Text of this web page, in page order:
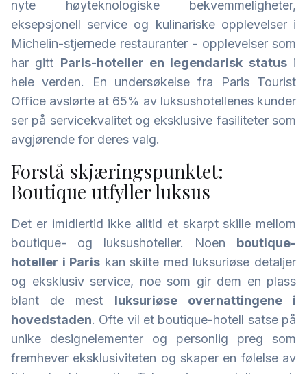
nyte høyteknologiske bekvemmeligheter,
eksepsjonell service og kulinariske opplevelser i
Michelin-stjernede restauranter - opplevelser som
har gitt Paris-hoteller en legendarisk statusi
hele verden. En undersøkelse fra Paris Tourist
Office avslørte at 65% av luksushotellenes kunder
ser på servicekvalitet og eksklusive fasiliteter som
avgjørende for deres valg.
Forstå skjæringspunktet:
Boutique utfyller luksus
Det er imidlertid ikke alltid et skarpt skille mellom
boutique- og luksushoteller. Noen boutique-
hoteller i Paris kan skilte med luksuriøse detaljer
og eksklusiv service, noe som gir dem en plass
blant de mest luksuriøse overnattingene i
hovedstaden. Ofte vil et boutique-hotell satse på
unike designelementer og personlig preg som
fremhever eksklusiviteten og skaper en følelse av